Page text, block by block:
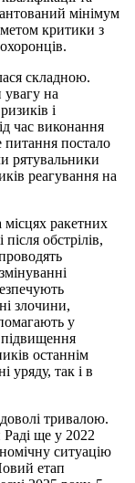
мінімум
критики з
складною.
на
і
час виконання
питання постало
рятувальники
реагування на
ракетних
обстрілів,
злочини,
у
останнім
уряду, так і в
тривалою.
ще у 2022
ситуацію
етап